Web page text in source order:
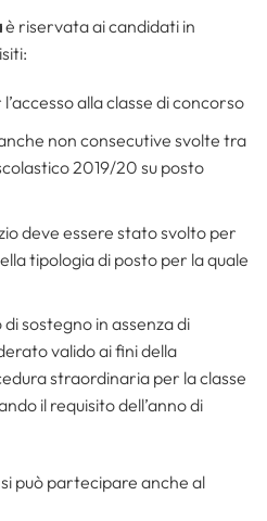
è riservata ai candidati in
alla classe di concorso
non consecutive svolte tra
2019/20 su posto
deve essere stato svolto per
tipologia di posto per la quale
sostegno in assenza di
valido ai fini della
straordinaria per la classe
il requisito dell’anno di
può partecipare anche al